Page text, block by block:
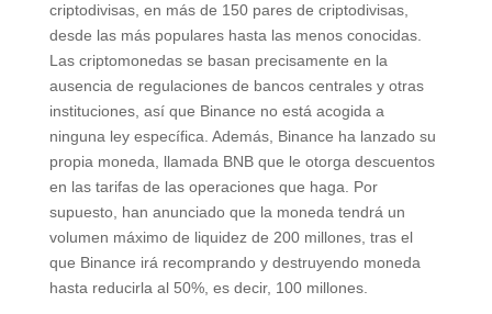
criptodivisas, en más de 150 pares de criptodivisas,
desde las más populares hasta las menos conocidas.
Las criptomonedas se basan precisamente en la
ausencia de regulaciones de bancos centrales y otras
instituciones, así que Binance no está acogida a
ninguna ley específica. Además, Binance ha lanzado su
propia moneda, llamada BNB que le otorga descuentos
en las tarifas de las operaciones que haga. Por
supuesto, han anunciado que la moneda tendrá un
volumen máximo de liquidez de 200 millones, tras el
que Binance irá recomprando y destruyendo moneda
hasta reducirla al 50%, es decir, 100 millones.